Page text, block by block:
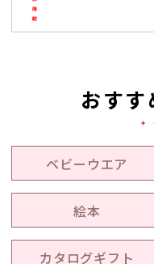
おすす
ベビーウエア
絵本
カタログギフト